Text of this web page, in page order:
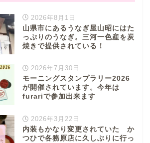
2026年8月1日
山県市にあるうなぎ屋山昭にはた
っぷりのうなぎ。三河一色産を炭
焼きで提供されている！
2026年7月30日
モーニングスタンプラリー2026
が開催されています。今年は
furariで参加出来ます
2026年3月22日
内装もかなり変更されていた か
つひで各務原店に久しぶりに行っ